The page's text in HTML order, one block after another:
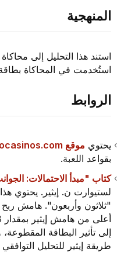
المنهجية
استُخدمت في المحاكاة بطاقة
الروابط
يحتويموقع montecarlocasinos.com
بقواعد اللعبة.
كتاب "مبدأ الاحتمالات:
لستيوارت ن. إيثير. يحتوي
"ثلاثون وأربعون". هامش ربح
إلى تأثير البطاقة
طريقة إيثير للتحليل التوافقي